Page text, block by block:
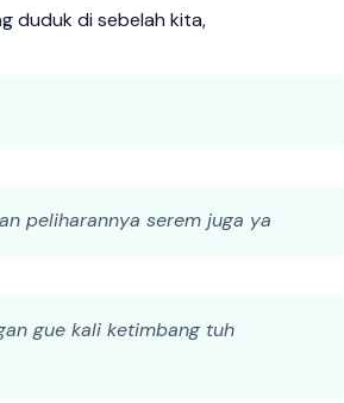
duduk di sebelah kita,
peliharannya serem juga ya
gue kali ketimbang tuh